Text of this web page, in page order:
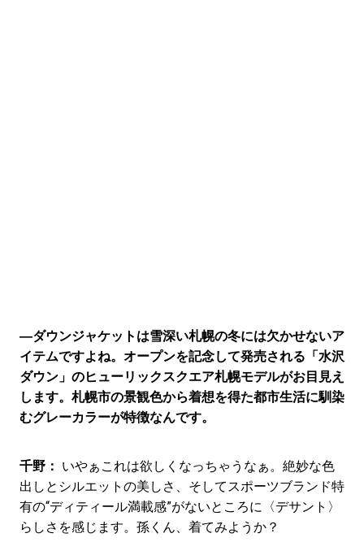
―ダウンジャケットは雪深い札幌の冬には欠かせないア
イテムですよね。オープンを記念して発売される「水沢
ダウン」のヒューリックスクエア札幌モデルがお目見え
します。札幌市の景観色から着想を得た都市生活に馴染
むグレーカラーが特徴なんです。
千野： いやぁこれは欲しくなっちゃうなぁ。絶妙な色
出しとシルエットの美しさ、そしてスポーツブランド特
有の“ディティール満載感”がないところに〈デサント〉
らしさを感じます。孫くん、着てみようか？